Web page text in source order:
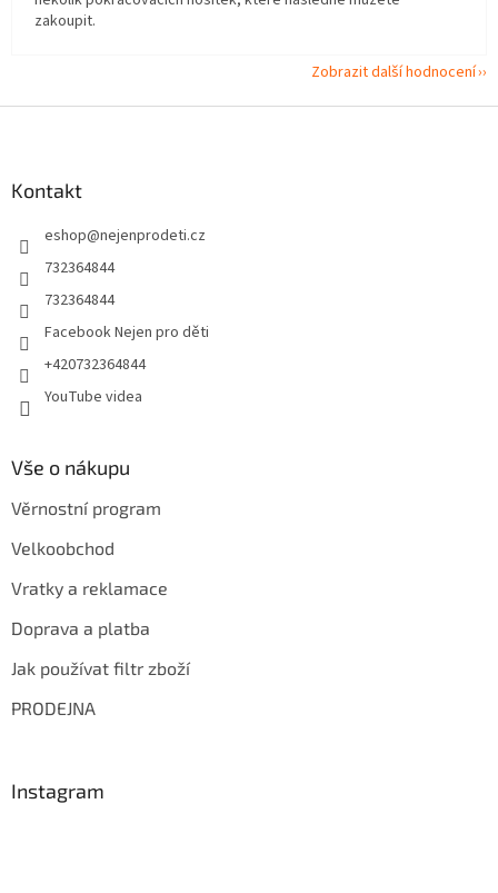
zakoupit.
Zobrazit další hodnocení
Kontakt
eshop@nejenprodeti.cz
732364844
732364844
Facebook Nejen pro děti
+420732364844
YouTube videa
Vše o nákupu
Věrnostní program
Velkoobchod
Vratky a reklamace
Doprava a platba
Jak používat filtr zboží
PRODEJNA
Instagram